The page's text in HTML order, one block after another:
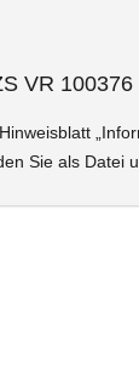
VR 100376
Sie als Datei